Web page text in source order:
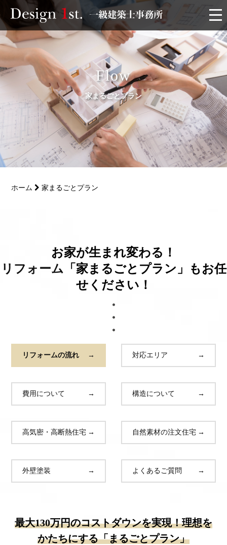
モニター
施工実績・施工事例
リフォーム
お客様の声
家づくり
サービス
Flow
家まるごとプラン
ホーム 家まるごとプラン
お家が生まれ変わる！
リフォーム 「家まるごとプラン」もお任
せください！
リフォームの流れ → 対応エリア →
費用について → 構造について →
高気密・高断熱住宅 → 自然素材の注文住宅 →
外壁塗装 → よくあるご質問 →
最大130万円のコストダウンを実現！理想を
かたちにする「まるごとプラン」